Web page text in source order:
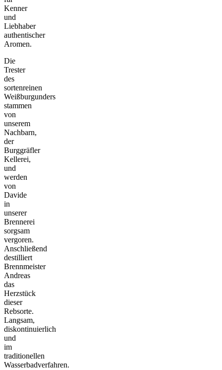
Kenner
und
Liebhaber
authentischer
Aromen.
Die
Trester
des
sortenreinen
Weißburgunders
stammen
von
unserem
Nachbarn,
der
Burggräfler
Kellerei,
und
werden
von
Davide
in
unserer
Brennerei
sorgsam
vergoren.
Anschließend
destilliert
Brennmeister
Andreas
das
Herzstück
dieser
Rebsorte.
Langsam,
diskontinuierlich
und
im
traditionellen
Wasserbadverfahren.